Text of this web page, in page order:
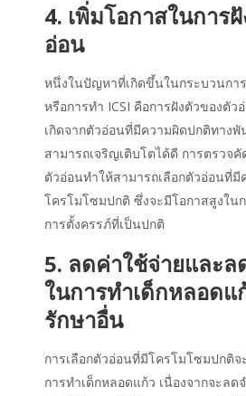
4. เพิ่มโอกาสในการ
อ่อน
หนึ่งในปัญหาที่เกิดขึ้นในกระบวนกา
หรือการทำ ICSI คือการฝังตัวของตัว
เกิดจากตัวอ่อนที่มีความผิดปกติทาง
สามารถเจริญเติบโตได้ดี การตรวจ
ตัวอ่อนทำให้สามารถเลือกตัวอ่อนที่
โครโมโซมปกติ ซึ่งจะมีโอกาสสูงใน
การตั้งครรภ์ที่เป็นปกติ
5. ลดค่าใช้จ่ายและ
ในการทำเด็กหลอดแ
รักษาอื่น
การเลือกตัวอ่อนที่มีโครโมโซมปกติ
การทำเด็กหลอดแก้ว เนื่องจากจะล